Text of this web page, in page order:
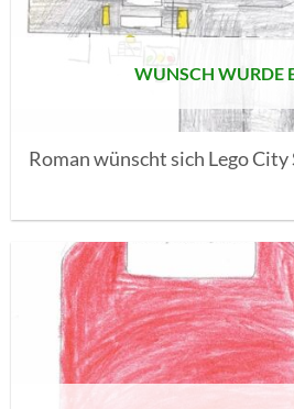
WUNSCH WURDE
Roman wünscht sich Lego City